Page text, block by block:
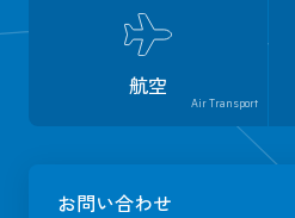
航空
Air Transport
お問い合わせ